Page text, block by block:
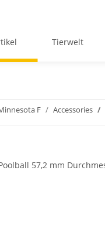
Tierwelt
F Accessories